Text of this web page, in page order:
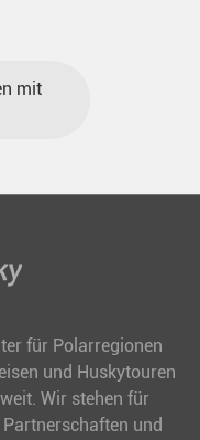
mit
für Polarregionen
und Huskytouren
Wir stehen für
und